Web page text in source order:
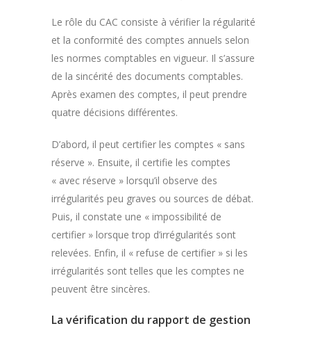
Le rôle du CAC consiste à vérifier la régularité
et la conformité des comptes annuels selon
les normes comptables en vigueur. Il s’assure
de la sincérité des documents comptables.
Après examen des comptes, il peut prendre
quatre décisions différentes.
D’abord, il peut certifier les comptes « sans
réserve ». Ensuite, il certifie les comptes
« avec réserve » lorsqu’il observe des
irrégularités peu graves ou sources de débat.
Puis, il constate une « impossibilité de
certifier » lorsque trop d’irrégularités sont
relevées. Enfin, il « refuse de certifier » si les
irrégularités sont telles que les comptes ne
peuvent être sincères.
La vérification du rapport de gestion